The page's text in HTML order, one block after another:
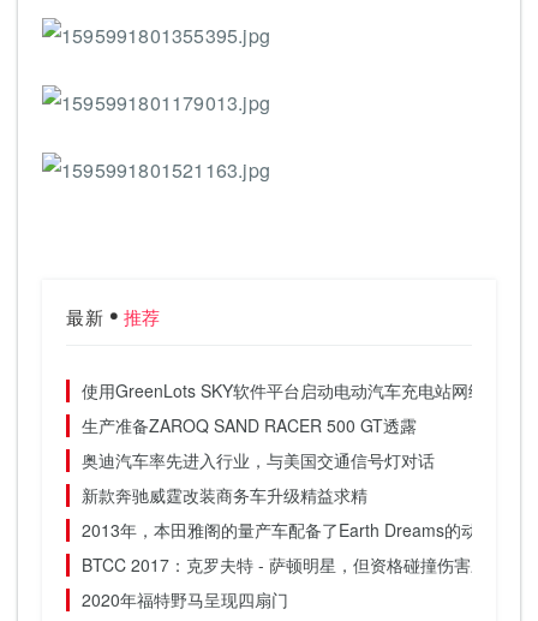
最新 推荐
使用GreenLots SKY软件平台启动电动汽车充电站网络业务
生产准备ZAROQ SAND RACER 500 GT透露
奥迪汽车率先进入行业，与美国交通信号灯对话
新款奔驰威霆改装商务车升级精益求精
2013年，本田雅阁的量产车配备了Earth Dreams的动力
BTCC 2017：克罗夫特 - 萨顿明星，但资格碰撞伤害三
2020年福特野马呈现四扇门